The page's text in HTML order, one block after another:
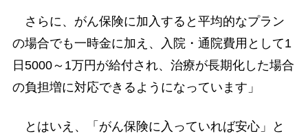
さらに、がん保険に加入すると平均的なプラン
の場合でも一時金に加え、入院・通院費用として1
日5000～1万円が給付され、治療が長期化した場合
の負担増に対応できるようになっています」
とはいえ、「がん保険に入っていれば安心」と